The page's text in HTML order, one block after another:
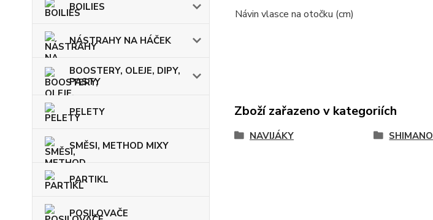
BOILIES
NÁSTRAHY NA HÁČEK
BOOSTERY, OLEJE, DIPY,
PASTY
PELETY
SMĚSI, METHOD MIXY
PARTIKL
POSILOVAČE
Návin vlasce na otočku (cm)
Zboží zařazeno v kategoriích
NAVIJÁKY SHIMANO